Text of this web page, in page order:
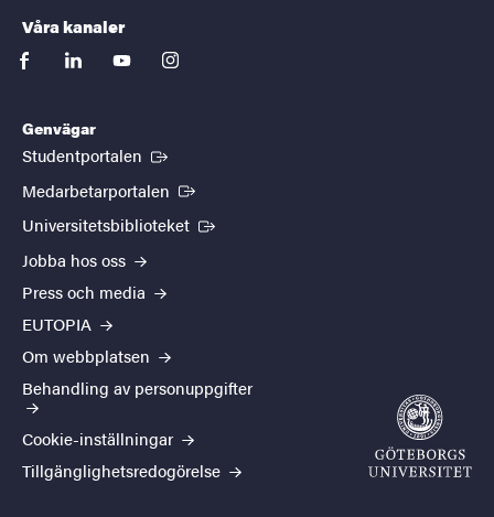
Våra kanaler
facebooklinkedinyoutubeinstagram
Genvägar
Studentportalen (Extern länk)
Medarbetarportalen (Extern länk)
Universitetsbiblioteket (Extern länk)
Jobba hos oss
Press och media
EUTOPIA
Om webbplatsen
Behandling av personuppgifter
Cookie-inställningar
Tillgänglighetsredogörelse